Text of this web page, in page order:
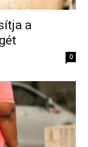
a
0